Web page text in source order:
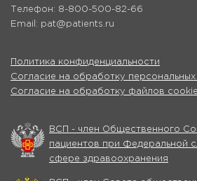
Телефон: 8-800-500-82-66
Email: pat@patients.ru
Политика конфиденциальности
Согласие на обработку
Согласие на обработку файлов
ВСП - член Общественного
пациентов при Федеральной
сфере здравоохранения